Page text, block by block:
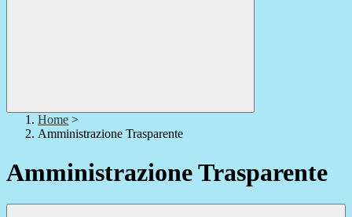
Home >
Amministrazione Trasparente
Amministrazione Trasparente